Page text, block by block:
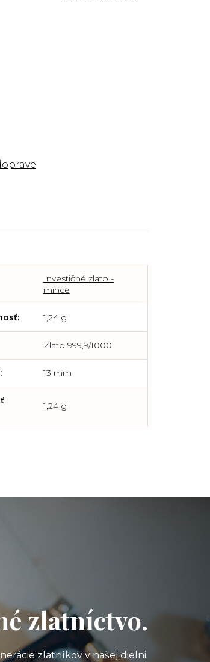
Investičné zlato -
mince
: 1,24 g
Zlato 999,9/1000
: 13 mm
1,24 g
zlatníctvo.
zlatníkov v našej dielni.